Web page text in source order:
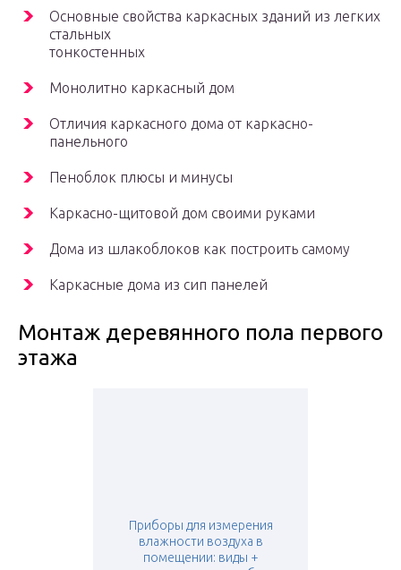
Основные свойства каркасных зданий из легких
стальных
тонкостенных
Монолитно каркасный дом
Отличия каркасного дома от каркасно-
панельного
Пеноблок плюсы и минусы
Каркасно-щитовой дом своими руками
Дома из шлакоблоков как построить самому
Каркасные дома из сип панелей
Монтаж деревянного пола первого
этажа
Приборы для измерения
влажности воздуха в
помещении: виды +